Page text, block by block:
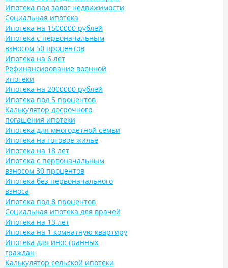
Ипотека под залог недвижимости
Социальная ипотека
Ипотека на 1500000 рублей
Ипотека с первоначальным
взносом 50 процентов
Ипотека на 6 лет
Рефинансирование военной
ипотеки
Ипотека на 2000000 рублей
Ипотека под 5 процентов
Калькулятор досрочного
погашения ипотеки
Ипотека для многодетной семьи
Ипотека на готовое жилье
Ипотека на 18 лет
Ипотека с первоначальным
взносом 30 процентов
Ипотека без первоначального
взноса
Ипотека под 8 процентов
Социальная ипотека для врачей
Ипотека на 13 лет
Ипотека на 1 комнатную квартиру
Ипотека для иностранных
граждан
Калькулятор сельской ипотеки